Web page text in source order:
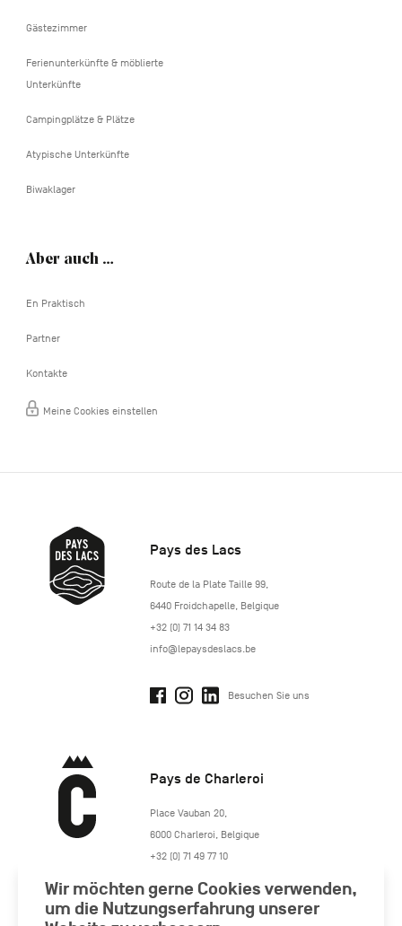
Gästezimmer
Ferienunterkünfte & möblierte
Unterkünfte
Campingplätze & Plätze
Atypische Unterkünfte
Biwaklager
Aber auch …
En Praktisch
Partner
Kontakte
Meine Cookies einstellen
Pays des Lacs
http://www.lepaysdeslacs.be/
Route de la Plate Taille 99,
6440 Froidchapelle, Belgique
+32 (0) 71 14 34 83
info@lepaysdeslacs.be
Besuchen Sie uns
Pays de Charleroi
https://www.paysdecharleroi.be/
Place Vauban 20,
6000 Charleroi, Belgique
+32 (0) 71 49 77 10
Wir möchten gerne Cookies verwenden,
um die Nutzungserfahrung unserer